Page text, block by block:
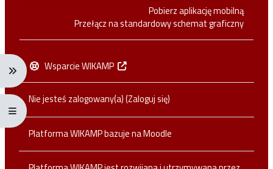
Rozwiń menu nawigacji: Ctrl + Alt + →
Rozwiń menu pełnoekranowe: Ctrl + Alt + f
Pobierz aplikację mobilną
Przełącz na standardowy schemat graficzny
Wsparcie WIKAMP
Nie jesteś zalogowany(a) (Zaloguj się)
Platforma WIKAMP bazuje naMoodle